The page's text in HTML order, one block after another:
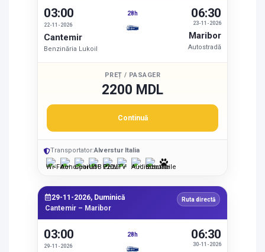
03:00
22-11-2026
Cantemir
Benzinăria Lukoil
28h
23-11-2026
06:30
Maribor
Autostradă
PREȚ / PASAGER
2200 MDL
Continuă
Transportator:Alverstur Italia
29-11-2026, Duminică
Cantemir – Maribor
Ruta directă
03:00
29-11-2026
28h
30-11-2026
06:30